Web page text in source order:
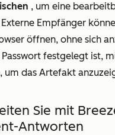
, um eine
Empfänger
öffnen, ohne sich
festgelegt ist,
um das Artefakt
Sie mit
Antworten